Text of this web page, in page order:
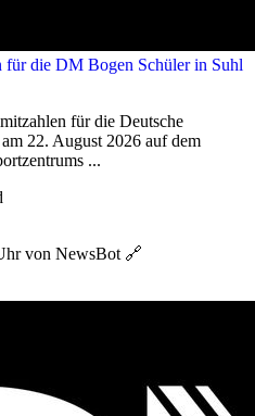
die DM Bogen Schüler in Suhl
für die Deutsche
22. August 2026 auf dem
...
von NewsBot 🔗